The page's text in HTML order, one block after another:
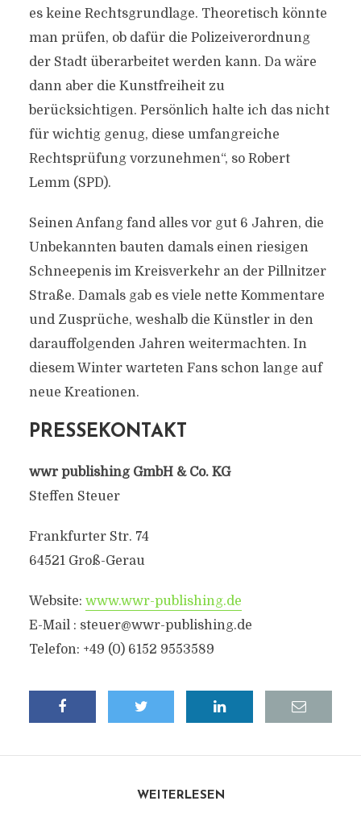
es keine Rechtsgrundlage. Theoretisch könnte
man prüfen, ob dafür die Polizeiverordnung
der Stadt überarbeitet werden kann. Da wäre
dann aber die Kunstfreiheit zu
berücksichtigen. Persönlich halte ich das nicht
für wichtig genug, diese umfangreiche
Rechtsprüfung vorzunehmen“, so Robert
Lemm (SPD).
Seinen Anfang fand alles vor gut 6 Jahren, die
Unbekannten bauten damals einen riesigen
Schneepenis im Kreisverkehr an der Pillnitzer
Straße. Damals gab es viele nette Kommentare
und Zusprüche, weshalb die Künstler in den
darauffolgenden Jahren weitermachten. In
diesem Winter warteten Fans schon lange auf
neue Kreationen.
PRESSEKONTAKT
wwr publishing GmbH & Co. KG
Steffen Steuer
Frankfurter Str. 74
64521 Groß-Gerau
Website: www.wwr-publishing.de
E-Mail : steuer@wwr-publishing.de
Telefon: +49 (0) 6152 9553589
WEITERLESEN